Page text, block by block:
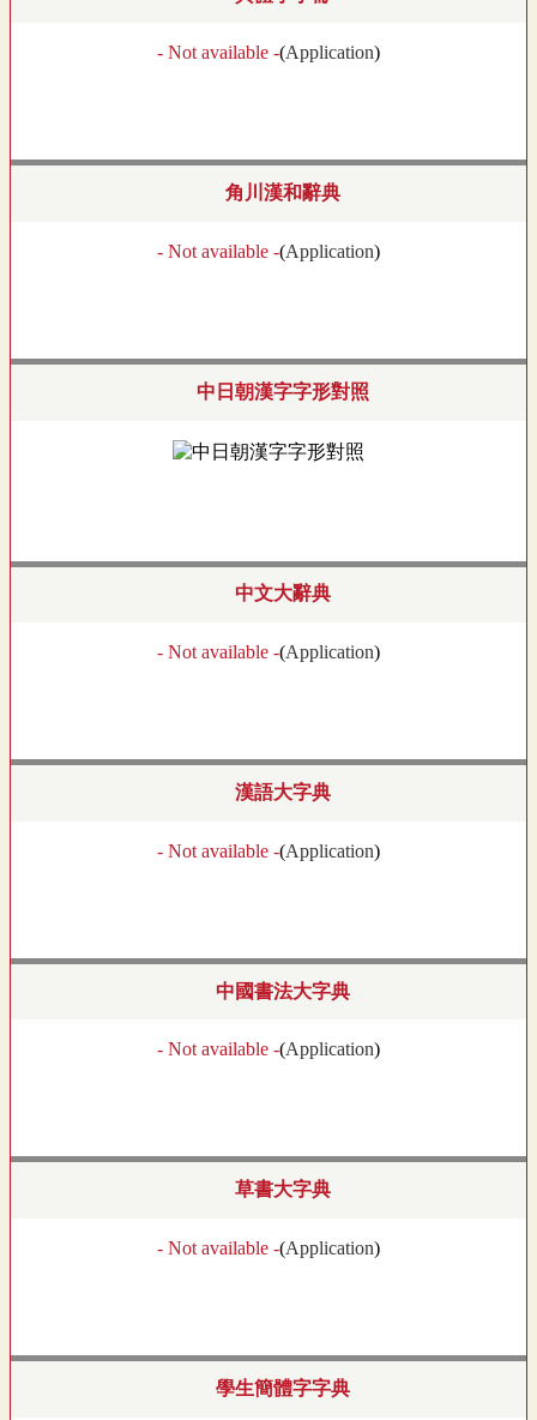
- Not available -(Application)
角川漢和辭典
- Not available -(Application)
中日朝漢字字形對照
中文大辭典
- Not available -(Application)
漢語大字典
- Not available -(Application)
中國書法大字典
- Not available -(Application)
草書大字典
- Not available -(Application)
學生簡體字字典